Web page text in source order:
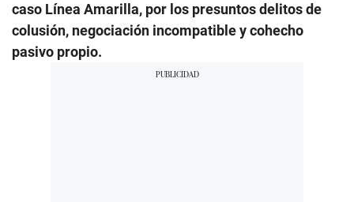
caso Línea Amarilla, por los presuntos delitos de
colusión, negociación incompatible y cohecho
pasivo propio.